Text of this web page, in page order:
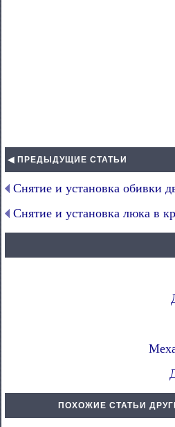
◀ ПРЕДЫДУЩИЕ СТАТЬИ
Снятие и установка обивки
Снятие и установка люка в
ПОХОЖИЕ СТАТЬИ